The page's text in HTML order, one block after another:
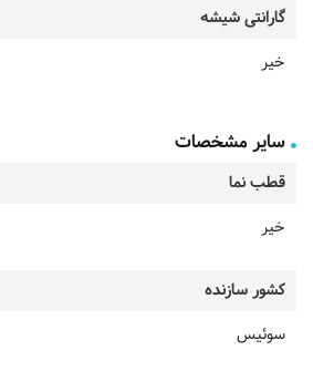
گارانتی شیشه
خیر
سایر مشخصات
قطب نما
خیر
کشور سازنده
سوئیس